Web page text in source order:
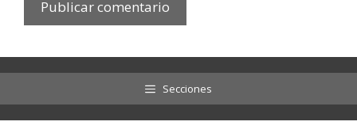
Secciones